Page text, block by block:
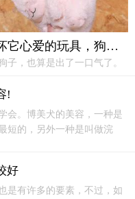
泰迪又咬坏拖鞋，主人发火剪坏它心爱的玩具，狗子的眼神扎心了
子，也算是出了一口气了。
多少双了，每次只要一买新
济于事。
!
会。博美犬的美容，一种是
短的，另外一种是叫做浣
，今天我们主要讲前面这三
样子的。
好
是有许多的要素，不过，如